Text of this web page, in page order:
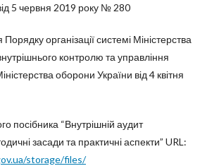
5 червня 2019 року № 280
організації системі Міністерства
контролю та управління
оборони України від 4 квітня
посібника “Внутрішній аудит
засади та практичні аспекти” URL:
storage/files/